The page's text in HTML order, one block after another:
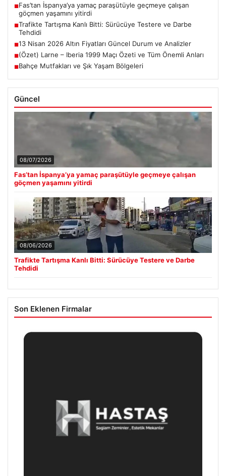
■Fas’tan İspanya’ya yamaç paraşütüyle geçmeye çalışan
göçmen yaşamını yitirdi
■Trafikte Tartışma Kanlı Bitti: Sürücüye Testere ve Darbe
Tehdidi
■13 Nisan 2026 Altın Fiyatları Güncel Durum ve Analizler
■(Özet) Larne – Iberia 1999 Maçı Özeti ve Tüm Önemli Anları
■Bahçe Mutfakları ve Şık Yaşam Bölgeleri
Güncel
08/07/2026
Fas’tan İspanya’ya yamaç paraşütüyle geçmeye çalışan
göçmen yaşamını yitirdi
08/06/2026
Trafikte Tartışma Kanlı Bitti: Sürücüye Testere ve Darbe
Tehdidi
Son Eklenen Firmalar